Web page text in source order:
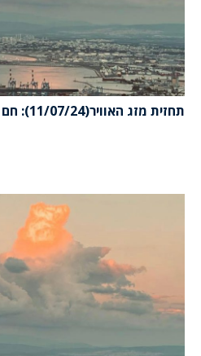
תחזית מזג האוויר(11/07/24): חם מהרגיל עד שרבי